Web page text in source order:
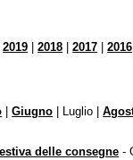
nei
MN-PV
|2019 |2018 |2017 |2016
|Giugno | Luglio |
delle consegne -